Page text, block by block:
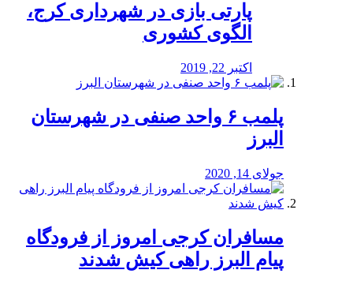
پارتی بازی در شهرداری کرج،
الگوی کشوری
اکتبر 22, 2019
پلمب ۶ واحد صنفی در شهرستان
البرز
جولای 14, 2020
مسافران کرجی امروز از فرودگاه
پیام البرز راهی کیش شدند